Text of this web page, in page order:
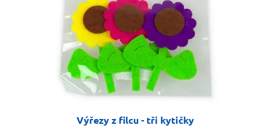
Výřezy z filcu - tři kytičky